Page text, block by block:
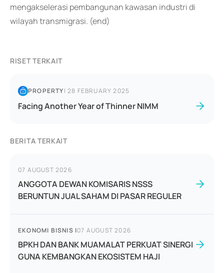
mengakselerasi pembangunan kawasan industri di
wilayah transmigrasi. (end)
RISET TERKAIT
PROPERTY|28 FEBRUARY 2025
Facing Another Year of Thinner NIMM
BERITA TERKAIT
07 AUGUST 2026
ANGGOTA DEWAN KOMISARIS NSSS
BERUNTUN JUAL SAHAM DI PASAR REGULER
EKONOMI BISNIS |07 AUGUST 2026
BPKH DAN BANK MUAMALAT PERKUAT SINERGI
GUNA KEMBANGKAN EKOSISTEM HAJI